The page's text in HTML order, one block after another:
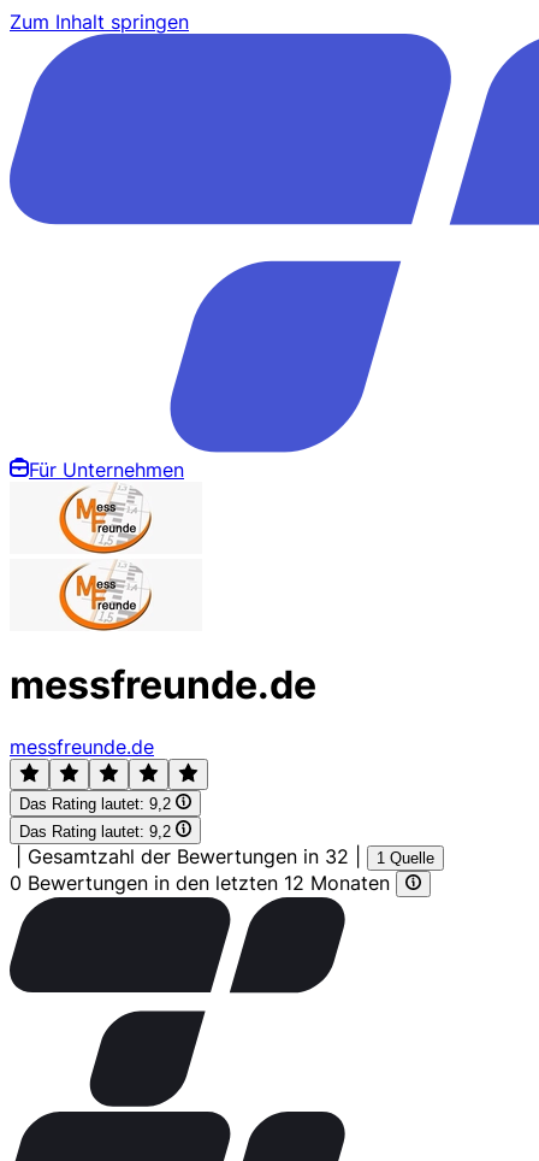
Zum Inhalt springen
Für Unternehmen
messfreunde.de
messfreunde.de
Das Rating lautet: 9,2
Das Rating lautet: 9,2
Gesamtzahl der Bewertungen in 32 1 Quelle
0 Bewertungen in den letzten 12 Monaten